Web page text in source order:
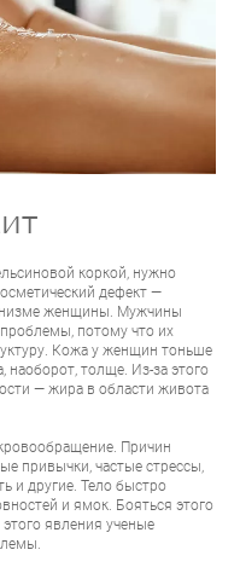
коркой, нужно
дефект —
женщины. Мужчины
потому что их
Кожа у женщин тоньше
наоборот, толще. Из-за этого
— жира в области живота
Причин
привычки, частые стрессы,
и другие. Тело быстро
и ямок. Бояться этого
этого явления ученые